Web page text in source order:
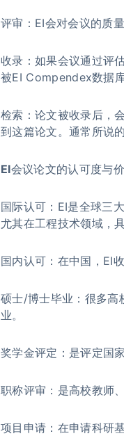
评审：EI会对会议的质
收录：如果会议通过评
被EI Compendex数据库
检索：论文被收录后，
到这篇论文。通常所说
EI会议论文的认可度与
国际认可：EI是全球三
尤其在工程技术领域，
国内认可：在中国，EI
硕士/博士毕业：很多高
业。
奖学金评定：是评定国
职称评审：是高校教师
项目申请：在申请科研